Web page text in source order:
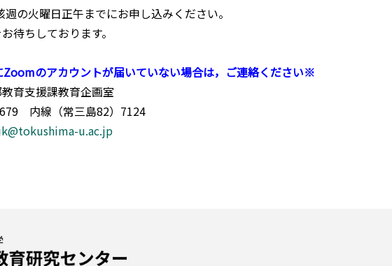
の火曜日正午までにお申し込みください。
待ちしております。
のアカウントが届いていない場合は，ご連絡ください※
育支援課教育企画室
内線（常三島82）7124
u.ac.jp